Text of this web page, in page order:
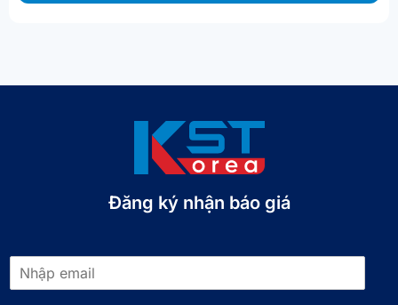
Đăng ký nhận báo giá​
m